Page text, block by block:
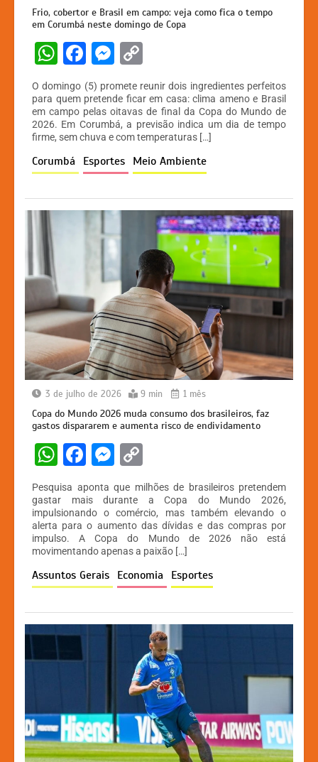
Frio, cobertor e Brasil em campo: veja como fica o tempo
em Corumbá neste domingo de Copa
W
h
at
s
A
p
F
a
c
e
b
o
k
M
s
s
e
n
er
p
y
Li
n
O domingo (5) promete reunir dois ingredientes perfeitos
para quem pretende ficar em casa: clima ameno e Brasil
em campo pelas oitavas de final da Copa do Mundo de
2026. Em Corumbá, a previsão indica um dia de tempo
firme, sem chuva e com temperaturas […]
Corumbá Esportes Meio Ambiente
3 de julho de 2026 9 min 1 mês
Copa do Mundo 2026 muda consumo dos brasileiros, faz
gastos dispararem e aumenta risco de endividamento
W
h
at
s
A
p
p
F
c
e
b
o
o
k
M
s
s
e
n
g
er
o
p
y
Li
n
k
Pesquisa aponta que milhões de brasileiros pretendem
gastar mais durante a Copa do Mundo 2026,
impulsionando o comércio, mas também elevando o
alerta para o aumento das dívidas e das compras por
impulso. A Copa do Mundo de 2026 não está
movimentando apenas a paixão […]
Assuntos Gerais Economia Esportes